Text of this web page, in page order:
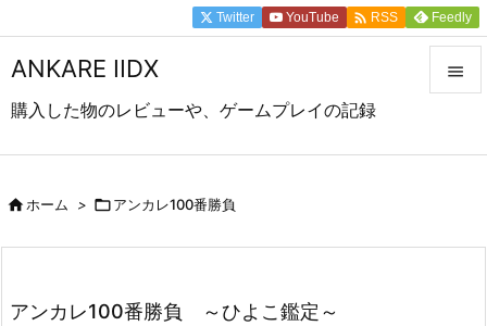
ANKARE IIDX
購入した物のレビューや、ゲームプレイの記録

Twitter YouTube  RSS Feedly
ホーム > アンカレ100番勝負
アンカレ100番勝負 ～ひよこ鑑定～